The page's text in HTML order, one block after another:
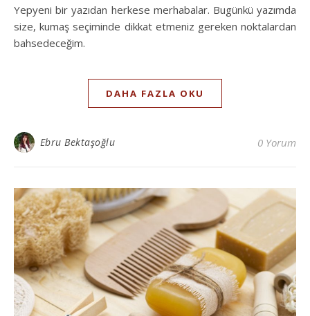
Yepyeni bir yazıdan herkese merhabalar. Bugünkü yazımda
size, kumaş seçiminde dikkat etmeniz gereken noktalardan
bahsedeceğim.
DAHA FAZLA OKU
Ebru Bektaşoğlu 0 Yorum